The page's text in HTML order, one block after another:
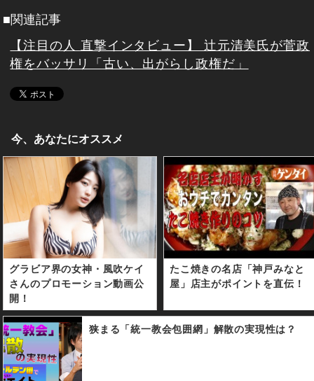
■関連記事
【注目の人 直撃インタビュー】 辻元清美氏が菅政
権をバッサリ「古い、出がらし政権だ」
今、あなたにオススメ
グラビア界の女神・風吹ケイ
さんのプロモーション動画公
開！
たこ焼きの名店「神戸みなと
屋」店主がポイントを直伝！
狭まる「統一教会包囲網」解散の実現性は？